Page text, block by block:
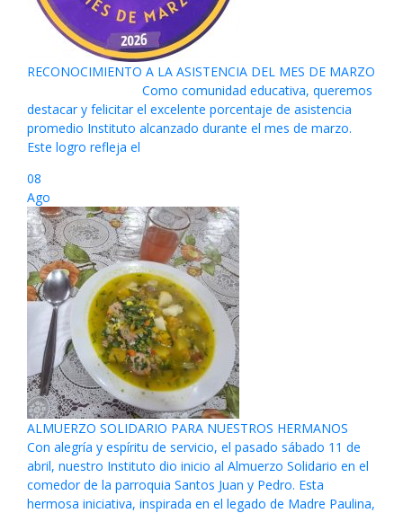
RECONOCIMIENTO A LA ASISTENCIA DEL MES DE MARZO
Como comunidad educativa, queremos
destacar y felicitar el excelente porcentaje de asistencia
promedio Instituto alcanzado durante el mes de marzo.
Este logro refleja el
08
Ago
ALMUERZO SOLIDARIO PARA NUESTROS HERMANOS
Con alegría y espíritu de servicio, el pasado sábado 11 de
abril, nuestro Instituto dio inicio al Almuerzo Solidario en el
comedor de la parroquia Santos Juan y Pedro. Esta
hermosa iniciativa, inspirada en el legado de Madre Paulina,